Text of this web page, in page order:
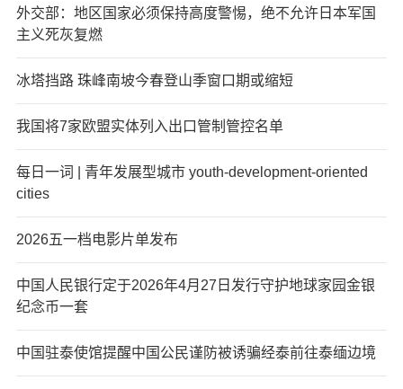
外交部：地区国家必须保持高度警惕，绝不允许日本军国
主义死灰复燃
冰塔挡路 珠峰南坡今春登山季窗口期或缩短
我国将7家欧盟实体列入出口管制管控名单
每日一词 | 青年发展型城市 youth-development-oriented
cities
2026五一档电影片单发布
中国人民银行定于2026年4月27日发行守护地球家园金银
纪念币一套
中国驻泰使馆提醒中国公民谨防被诱骗经泰前往泰缅边境